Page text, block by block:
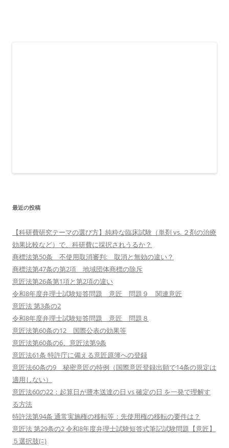
最近の投稿
【科研費研究テーマの選び方】純粋な臨床試験（単剤 vs. ２剤の治療
効果比較など）で、科研費に採択されうるか？
商標法第50条 不使用取消審判: 取消と無効の違い？
商標法第47条の第2項 地域団体商標の除斥
意匠法第26条第1項と第2項の違い
令和8年度弁理士試験短答問題 意匠 問題９ 関連意匠
意匠法 第3条の2
令和8年度弁理士試験短答問題 意匠 問題８
意匠法第60条の12 国際公表の効果等
意匠法第60条の6、意匠法第9条
意匠法61条 特許庁に備える意匠原簿への登録
意匠法60条の9 秘密意匠の特例（国際意匠登録出願で14条の規定は
適用しない）
意匠法60の22：起算日が謄本送達の日 vs 確定の日 を一発で理解す
る方法
特許法第94条 通常実施権の移転等：先使用権の移転の要件は？
意匠法 第29条の2 令和8年度弁理士試験短答式筆記試験問題【意匠】
５選択肢(ﾆ)